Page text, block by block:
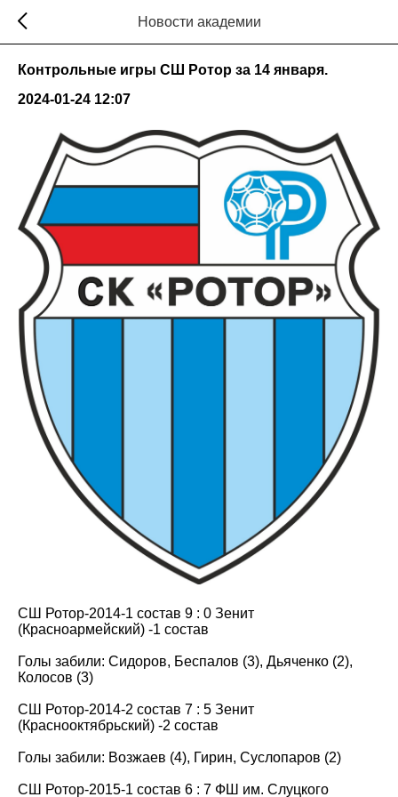
Новости академии
Контрольные игры СШ Ротор за 14 января.
2024-01-24 12:07
СШ Ротор-2014-1 состав 9 : 0 Зенит
(Красноармейский) -1 состав
Голы забили: Сидоров, Беспалов (3), Дьяченко (2),
Колосов (3)
СШ Ротор-2014-2 состав 7 : 5 Зенит
(Краснооктябрьский) -2 состав
Голы забили: Возжаев (4), Гирин, Суслопаров (2)
СШ Ротор-2015-1 состав 6 : 7 ФШ им. Слуцкого